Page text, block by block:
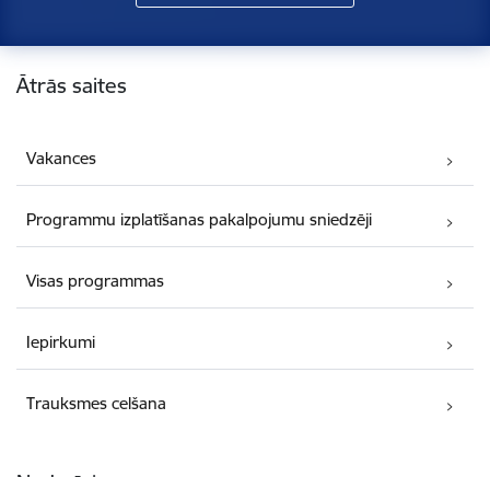
Kājene
Ātrās saites
Vakances
Programmu izplatīšanas pakalpojumu sniedzēji
Visas programmas
Iepirkumi
Trauksmes celšana